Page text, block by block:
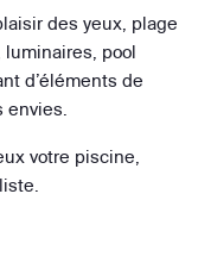
des yeux, plage
luminaires, pool
d’éléments de
envies.
votre piscine,